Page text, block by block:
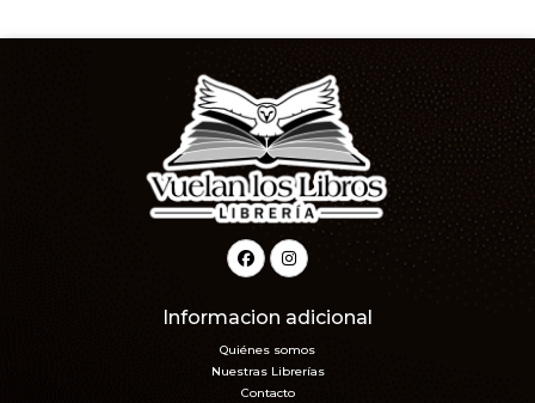
Informacion adicional
Quiénes somos
Nuestras Librerías
Contacto